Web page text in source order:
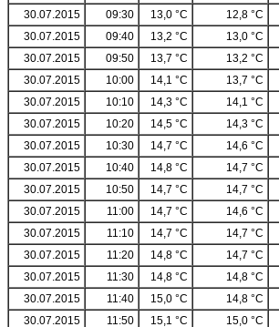
30.07.2015
09:30 13,0 °C 12,8 °C
30.07.2015
09:40 13,2 °C 13,0 °C
30.07.2015
09:50 13,7 °C 13,2 °C
30.07.2015
10:00 14,1 °C 13,7 °C
30.07.2015
10:10 14,3 °C 14,1 °C
30.07.2015
10:20 14,5 °C 14,3 °C
30.07.2015
10:30 14,7 °C 14,6 °C
30.07.2015
10:40 14,8 °C 14,7 °C
30.07.2015
10:50 14,7 °C 14,7 °C
30.07.2015
11:00 14,7 °C 14,6 °C
30.07.2015
11:10 14,7 °C 14,7 °C
30.07.2015
11:20 14,8 °C 14,7 °C
30.07.2015
11:30 14,8 °C 14,8 °C
30.07.2015
11:40 15,0 °C 14,8 °C
30.07.2015
11:50 15,1 °C 15,0 °C